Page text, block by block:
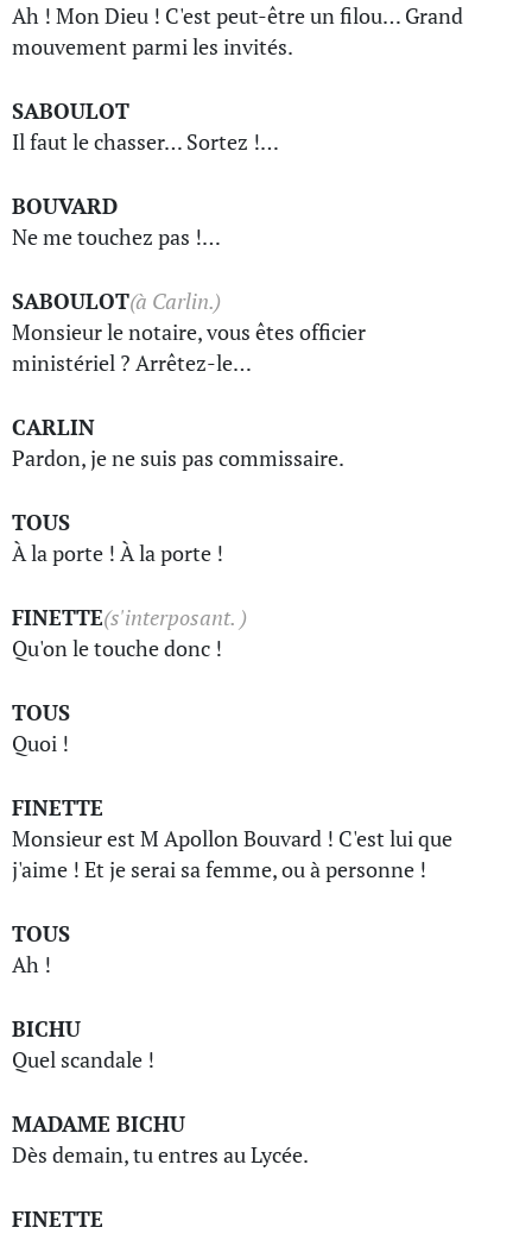
Ah ! Mon Dieu ! C'est peut-être un filou… Grand
mouvement parmi les invités.
SABOULOT
Il faut le chasser… Sortez !…
BOUVARD
Ne me touchez pas !…
SABOULOT(à Carlin.)
Monsieur le notaire, vous êtes officier
ministériel ? Arrêtez-le…
CARLIN
Pardon, je ne suis pas commissaire.
TOUS
À la porte ! À la porte !
FINETTE(s'interposant. )
Qu'on le touche donc !
TOUS
Quoi !
FINETTE
Monsieur est M Apollon Bouvard ! C'est lui que
j'aime ! Et je serai sa femme, ou à personne !
TOUS
Ah !
BICHU
Quel scandale !
MADAME BICHU
Dès demain, tu entres au Lycée.
FINETTE